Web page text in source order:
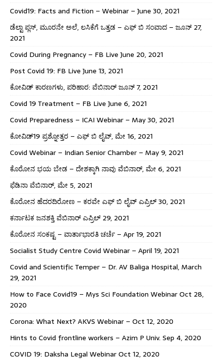
Covid19: Facts and Fiction – Webinar – June 30, 2021
ಡೆಲ್ಟಾ ಪ್ಲಸ್, ಮೂರನೇ ಅಲೆ, ಲಸಿಕೆಗೆ ಒತ್ತಡ – ಎಫ್ ಬಿ ಸಂವಾದ – ಜೂನ್ 27,
2021
Covid During Pregnancy – FB Live June 20, 2021
Post Covid 19: FB Live June 13, 2021
ಕೋವಿಡ್ ಕಾರಣಗಳು, ಪರಿಹಾರ: ವೆಬಿನಾರ್ ಜೂನ್ 7, 2021
Covid 19 Treatment – FB Live June 6, 2021
Covid Preparedness – ICAI Webinar – May 30, 2021
ಕೋವಿಡ್19 ಪ್ರಶ್ನೋತ್ತರ – ಎಫ್ ಬಿ ಲೈವ್, ಮೇ 16, 2021
Covid Webinar – Indian Senior Chamber – May 9, 2021
ಕೊರೋನ ಭಯ ಬೇಡ – ದೇಶಕ್ಕಾಗಿ ನಾವು ವೆಬಿನಾರ್, ಮೇ 6, 2021
ಫೆಡಿನಾ ವೆಬಿನಾರ್, ಮೇ 5, 2021
ಕೊರೋನ ಹೆದರದಿರೋಣ – ಕರವೇ ಎಫ್ ಬಿ ಲೈವ್ ಎಪ್ರಿಲ್ 30, 2021
ಕರ್ನಾಟಕ ಜನಶಕ್ತಿ ವೆಬಿನಾರ್ ಎಪ್ರಿಲ್ 29, 2021
ಕೊರೋನ ಸಂಕಷ್ಟ – ವಾರ್ತಾಭಾರತಿ ಚರ್ಚೆ – Apr 19, 2021
Socialist Study Centre Covid Webinar – April 19, 2021
Covid and Scientific Temper – Dr. AV Baliga Hospital, March
29, 2021
How to Face Covid19 – Mys Sci Foundation Webinar Oct 28,
2020
Corona: What Next? AKVS Webinar – Oct 12, 2020
Hints to Covid frontline workers – Azim P Univ. Sep 4, 2020
COVID 19: Daksha Legal Webinar Oct 12, 2020